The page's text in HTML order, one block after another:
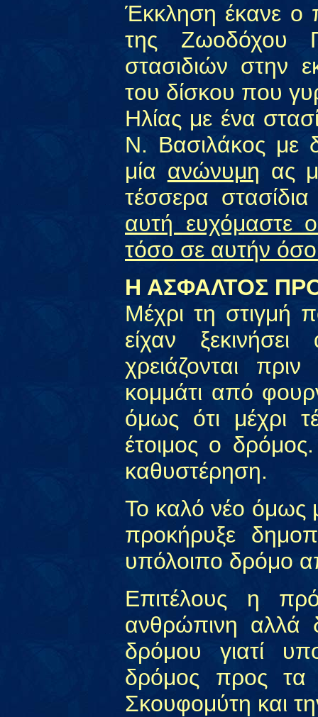
Έκκληση έκανε ο
της Ζωοδόχου
στασιδιών στην
του δίσκου που
Ηλίας με ένα
Ν. Βασιλάκος με
μία ανώνυμη ας
τέσσερα
αυτή ευχόμαστε
τόσο σε αυτήν όσο
Η ΑΣΦΑΛΤΟΣ
Μέχρι τη στιγμή
είχαν
χρειάζονται
κομμάτι από
όμως ότι μέχρι
έτοιμος ο
καθυστέρηση.
Το καλό νέο όμως
προκήρυξε
υπόλοιπο δρόμο
Επιτέλους η
ανθρώπινη αλλά
δρόμου γιατί
δρόμος προς
Σκουφομύτη και